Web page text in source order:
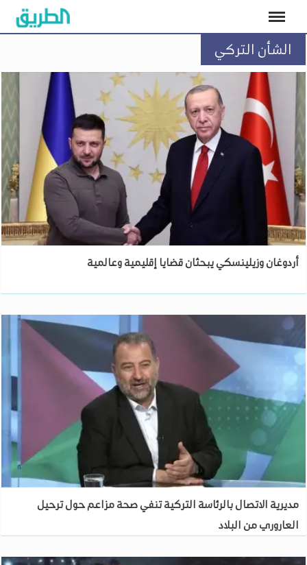
الشأن التركي
أردوغان وزيلينسكي يبحثان قضايا إقليمية وعالمية
مديرية الاتصال بالرئاسة التركية تنفي صحة مزاعم حول ترحيل
العاروري من البلاد